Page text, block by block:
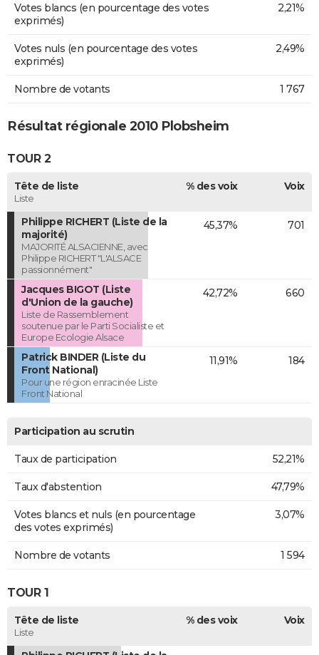
Votes blancs (en pourcentage des votes
exprimés)
2,21%
Votes nuls (en pourcentage des votes
exprimés)
2,49%
Nombre de votants 1 767
Résultat régionale 2010 Plobsheim
TOUR 2
Tête de liste
Liste
% des voix Voix
Philippe RICHERT (Liste de la
majorité)
MAJORITÉ ALSACIENNE, avec
Philippe RICHERT "L'ALSACE
passionnément"
45,37% 701
Jacques BIGOT (Liste
d'Union de la gauche)
Liste de Rassemblement
soutenue par le Parti Socialiste et
Europe Ecologie Alsace
42,72% 660
Patrick BINDER (Liste du
Front National)
Pour une région enracinée Liste
Front National
11,91% 184
Participation au scrutin
Taux de participation 52,21%
Taux d'abstention 47,79%
Votes blancs et nuls (en pourcentage
des votes exprimés)
3,07%
Nombre de votants 1 594
TOUR 1
Tête de liste
Liste
% des voix Voix